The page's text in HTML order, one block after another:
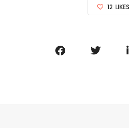
12 LIKES